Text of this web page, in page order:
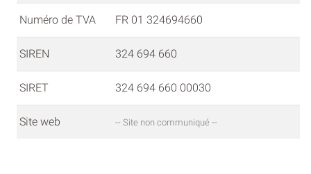
Numéro de TVA FR 01 324694660
SIREN 324 694 660
SIRET 324 694 660 00030
Site web -- Site non communiqué --